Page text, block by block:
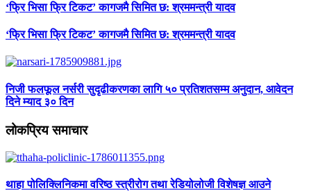
‘फ्रि भिसा फ्रि टिकट’ कागजमै सिमित छ: श्रममन्त्री यादव
‘फ्रि भिसा फ्रि टिकट’ कागजमै सिमित छ: श्रममन्त्री यादव
निजी फलफूल नर्सरी सुदृढीकरणका लागि ५० प्रतिशतसम्म अनुदान, आवेदन
दिने म्याद ३० दिन
लोकप्रिय समाचार
थाहा पोलिक्लिनिकमा वरिष्ठ स्त्रीरोग तथा रेडियोलोजी विशेषज्ञ आउने